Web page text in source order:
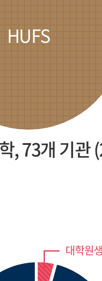
HUFS
, 73개 기관
대학원